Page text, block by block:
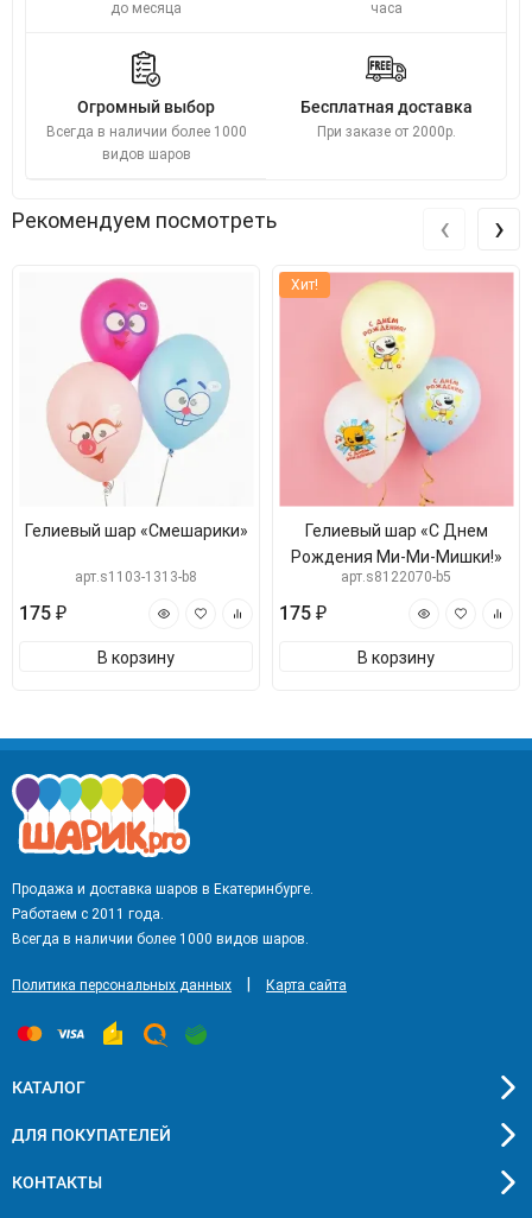
до месяца
часа
Огромный выбор
Всегда в наличии более 1000
видов шаров
Бесплатная доставка
При заказе от 2000р.
Рекомендуем посмотреть
Гелиевый шар «Смешарики»
арт.s1103-1313-b8
175 ₽
В корзину
Хит!
Гелиевый шар «С Днем
Рождения Ми-Ми-Мишки!»
арт.s8122070-b5
175 ₽
В корзину
‹ ›
Продажа и доставка шаров в Екатеринбурге.
Работаем с 2011 года.
Всегда в наличии более 1000 видов шаров.
Политика персональных данных Карта сайта
КАТАЛОГ
ДЛЯ ПОКУПАТЕЛЕЙ
КОНТАКТЫ